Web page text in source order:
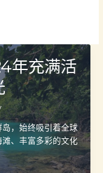
年充满活
，始终吸引着全球
、丰富多彩的文化